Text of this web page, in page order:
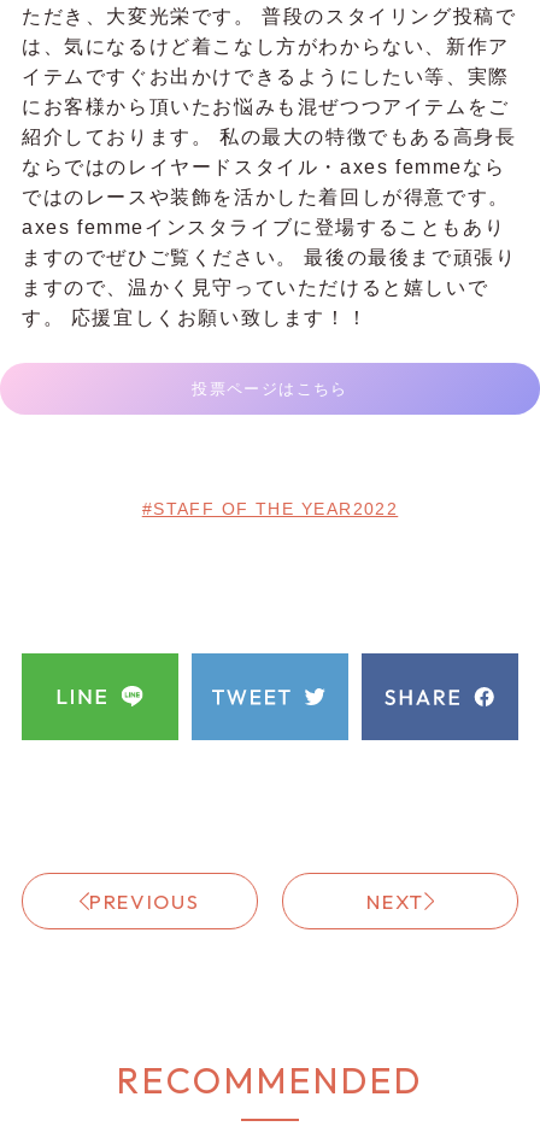
ただき、大変光栄です。 普段のスタイリング投稿で
は、気になるけど着こなし方がわからない、新作ア
イテムですぐお出かけできるようにしたい等、実際
にお客様から頂いたお悩みも混ぜつつアイテムをご
紹介しております。 私の最大の特徴でもある高身長
ならではのレイヤードスタイル・axes femmeなら
ではのレースや装飾を活かした着回しが得意です。
axes femmeインスタライブに登場することもあり
ますのでぜひご覧ください。 最後の最後まで頑張り
ますので、温かく見守っていただけると嬉しいで
す。 応援宜しくお願い致します！！
投票ページはこちら
#STAFF OF THE YEAR2022
PREVIOUS NEXT
RECOMMENDED